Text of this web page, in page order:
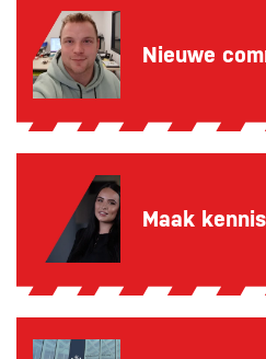
Nieuwe
Maak